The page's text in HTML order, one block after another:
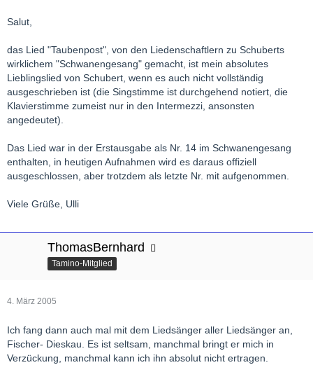
Salut,
das Lied "Taubenpost", von den Liedenschaftlern zu Schuberts
wirklichem "Schwanengesang" gemacht, ist mein absolutes
Lieblingslied von Schubert, wenn es auch nicht vollständig
ausgeschrieben ist (die Singstimme ist durchgehend notiert, die
Klavierstimme zumeist nur in den Intermezzi, ansonsten
angedeutet).
Das Lied war in der Erstausgabe als Nr. 14 im Schwanengesang
enthalten, in heutigen Aufnahmen wird es daraus offiziell
ausgeschlossen, aber trotzdem als letzte Nr. mit aufgenommen.
Viele Grüße, Ulli
ThomasBernhard
Tamino-Mitglied
4. März 2005
Ich fang dann auch mal mit dem Liedsänger aller Liedsänger an,
Fischer- Dieskau. Es ist seltsam, manchmal bringt er mich in
Verzückung, manchmal kann ich ihn absolut nicht ertragen.